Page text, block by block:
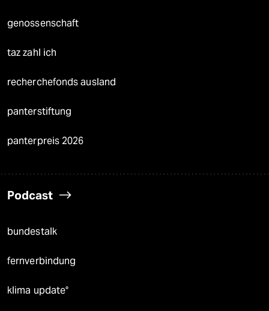
genossenschaft
taz zahl ich
recherchefonds ausland
panterstiftung
panterpreis 2026
Podcast
bundestalk
fernverbindung
klima update°